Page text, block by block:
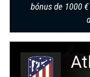
bónus de 1000